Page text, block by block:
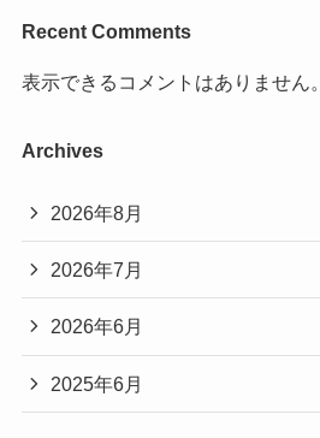
Recent Comments
表示できるコメントはありません。
Archives
2026年8月
2026年7月
2026年6月
2025年6月